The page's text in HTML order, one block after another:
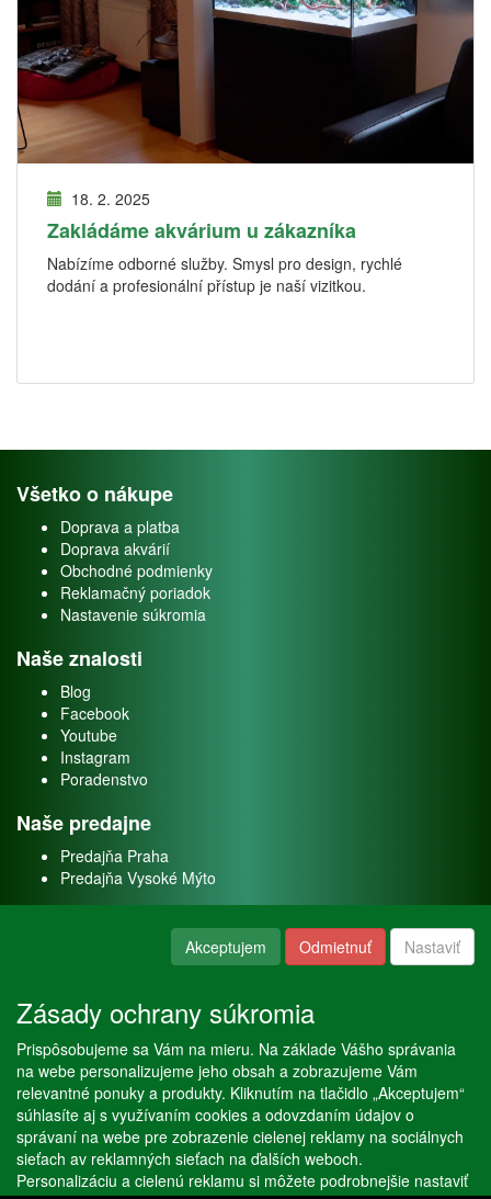
18. 2. 2025
Zakládáme akvárium u zákazníka
Nabízíme odborné služby. Smysl pro design, rychlé
dodání a profesionální přístup je naší vizitkou.
Všetko o nákupe
Doprava a platba
Doprava akvárií
Obchodné podmienky
Reklamačný poriadok
Nastavenie súkromia
Naše znalosti
Blog
Facebook
Youtube
Instagram
Poradenstvo
Naše predajne
Predajňa Praha
Predajňa Vysoké Mýto
Naše služby
Servis
Predaj akváriových rýb
Predaj akváriových rastlín
Copyright © Stöckl spol. s r. o. 2020, powered byABRA E-shop
Akceptujem Odmietnuť Nastaviť
Zásady ochrany súkromia
Prispôsobujeme sa Vám na mieru. Na základe Vášho správania
na webe personalizujeme jeho obsah a zobrazujeme Vám
relevantné ponuky a produkty. Kliknutím na tlačidlo „Akceptujem“
súhlasíte aj s využívaním cookies a odovzdaním údajov o
správaní na webe pre zobrazenie cielenej reklamy na sociálnych
sieťach av reklamných sieťach na ďalších weboch.
Personalizáciu a cielenú reklamu si môžete podrobnejšie nastaviť